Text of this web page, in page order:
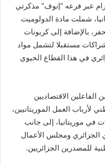
عبر فرعه “إنوف” مذكرتي
شملت مادة الدولوميت
بالإضافة إلى كربونات
مستقبلا لتشمل مواد
في هذا القطاع الحيوي
الاقتصاديين
لأرباب العمل الموريتانيين،
في موريتانيا، إلى جانب
الجزائري ومجلس الأعمال
للمصدرين الجزائريين.